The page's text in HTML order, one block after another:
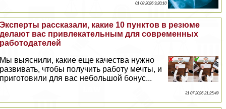
01 08 2026 9:20:10
Эксперты рассказали, какие 10 пунктов в резюме
делают вас привлекательным для современных
работодателей
Мы выяснили, какие еще качества нужно
развивать, чтобы получить работу мечты, и
приготовили для вас небольшой бонус...
31 07 2026 21:25:49